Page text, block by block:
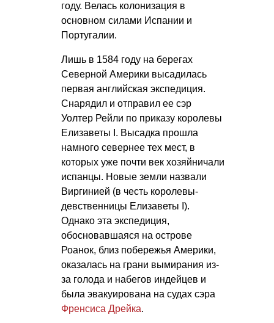
году. Велась колонизация в
основном силами Испании и
Португалии.
Лишь в 1584 году на берегах
Северной Америки высадилась
первая английская экспедиция.
Снарядил и отправил ее сэр
Уолтер Рейли по приказу королевы
Елизаветы I. Высадка прошла
намного севернее тех мест, в
которых уже почти век хозяйничали
испанцы. Новые земли назвали
Виргинией (в честь королевы-
девственницы Елизаветы I).
Однако эта экспедиция,
обосновавшаяся на острове
Роанок, близ побережья Америки,
оказалась на грани вымирания из-
за голода и набегов индейцев и
была эвакуирована на судах сэра
Френсиса Дрейка.